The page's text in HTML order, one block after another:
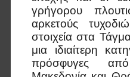
γρήγορου
αρκετούς
στοιχεία στα
μια ιδιαίτερη
πρόσφυγες